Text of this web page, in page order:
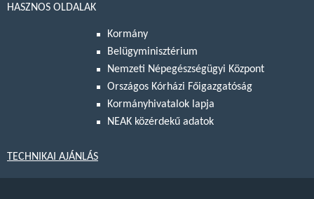
HASZNOS OLDALAK
Kormány
Belügyminisztérium
Nemzeti Népegészségügyi Központ
Országos Kórházi Főigazgatóság
Kormányhivatalok lapja
NEAK közérdekű adatok
TECHNIKAI AJÁNLÁS